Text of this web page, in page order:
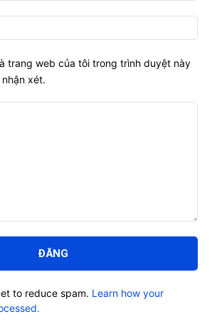
trang web của tôi trong trình duyệt này
xét.
to reduce spam. Learn how your